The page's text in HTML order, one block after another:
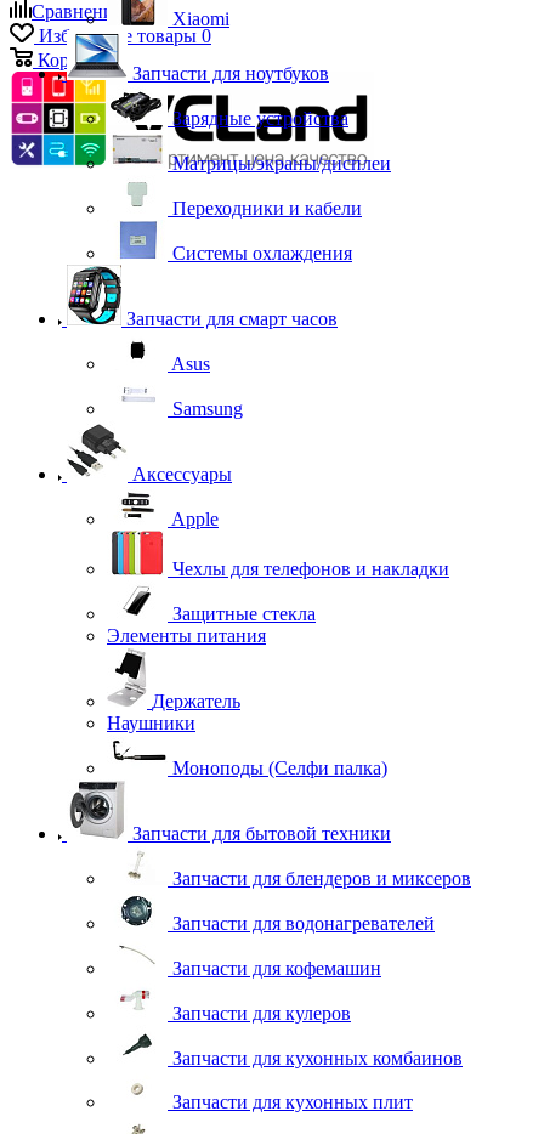
Сравнение
0
Избранные товары 0
Корзина 0
Xiaomi
Запчасти для ноутбуков
Зарядные устройства
Матрицы/экраны/дисплеи
Переходники и кабели
Системы охлаждения
Запчасти для смарт часов
Asus
Samsung
Аксессуары
Apple
Чехлы для телефонов и накладки
Защитные стекла
Элементы питания
Держатель
Наушники
Моноподы (Селфи палка)
Запчасти для бытовой техники
Запчасти для блендеров и миксеров
Запчасти для водонагревателей
Запчасти для кофемашин
Запчасти для кулеров
Запчасти для кухонных комбаинов
Запчасти для кухонных плит